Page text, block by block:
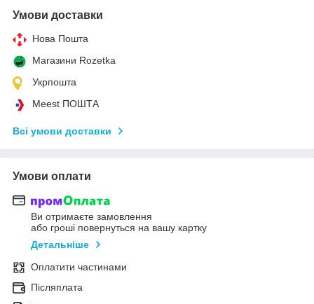
Умови доставки
Нова Пошта
Магазини Rozetka
Укрпошта
Meest ПОШТА
Всі умови доставки
Умови оплати
Ви отримаєте замовлення
або гроші повернуться на вашу картку
Детальніше
Оплатити частинами
Післяплата